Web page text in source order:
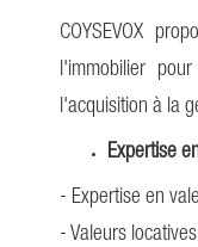
COYSEVOX
l'immobilier
l'acquisition à la
Expertise
- Expertise en
- Valeurs